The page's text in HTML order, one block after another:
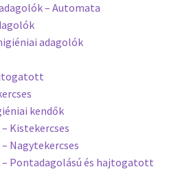
– Automata
adagolók
kendők
Kistekercses
Nagytekercses
Pontadagolású és hajtogatott